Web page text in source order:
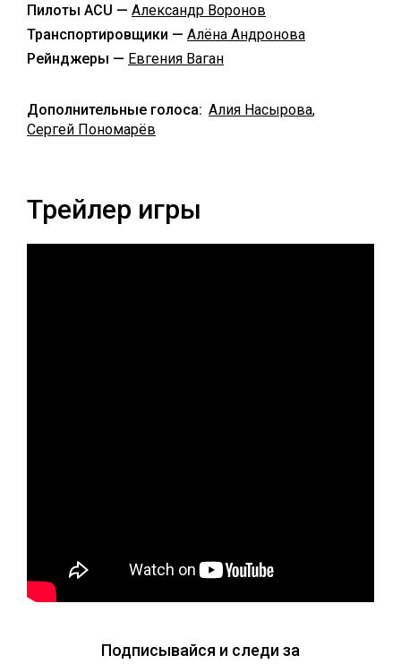
Пилоты ACU — Александр Воронов
Транспортировщики — Алёна Андронова
Рейнджеры — Евгения Ваган
Дополнительные голоса: Алия Насырова,
Сергей Пономарёв
Трейлер игры
Подписывайся и следи за